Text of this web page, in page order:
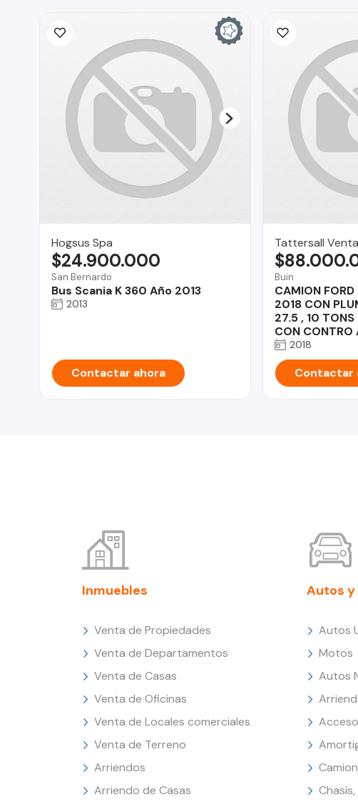
Hogsus Spa
San Bernardo
Bus Scania K 360 Año 2013
$24.900.000
2013
Contactar ahora
Tattersall
Buin
CAMION
2018 CON
27.5 , 10 TONS
CON CONTRO
2018
Contactar
Inmuebles
Venta de Propiedades
Venta de Departamentos
Venta de Casas
Venta de Oficinas
Venta de Locales comerciales
Venta de Terreno
Arriendos
Arriendo de Casas
Autos y
Autos
Motos
Autos